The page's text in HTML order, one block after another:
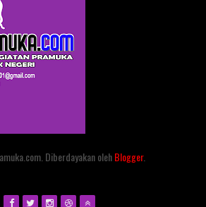
Diberdayakan olehBlogger.